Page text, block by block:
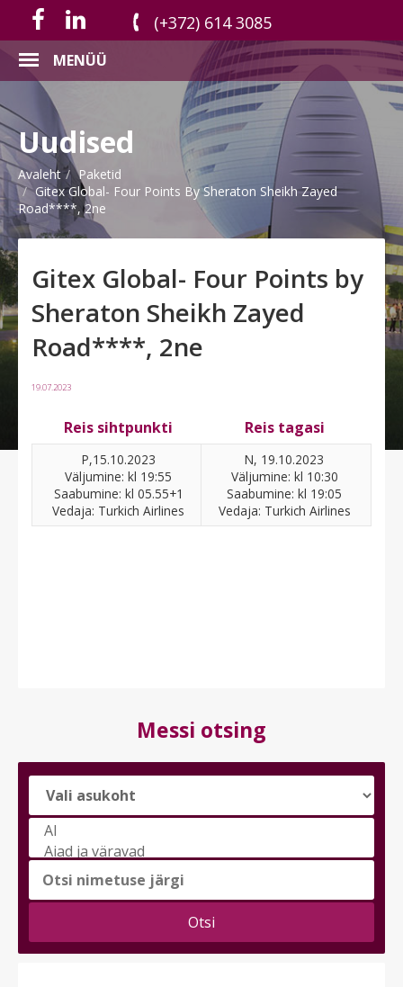
(+372) 614 3085
MENÜÜ
Uudised
Avaleht
Paketid
Gitex Global- Four Points By Sheraton Sheikh Zayed
Road****, 2ne
Gitex Global- Four Points by
Sheraton Sheikh Zayed
Road****, 2ne
19.07.2023
Reis sihtpunkti Reis tagasi
P,15.10.2023
Väljumine: kl 19:55
Saabumine: kl 05.55+1
Vedaja: Turkich Airlines
N, 19.10.2023
Väljumine: kl 10:30
Saabumine: kl 19:05
Vedaja: Turkich Airlines
Messi otsing
Vali
messi
teema
valida